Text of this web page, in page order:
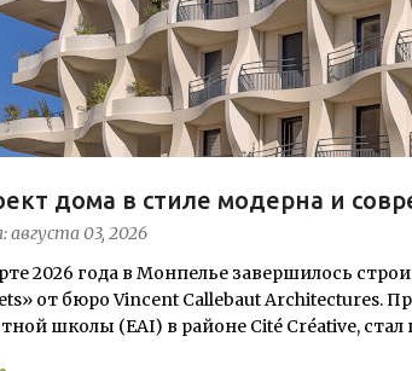
дома в стиле модерна и
августа 03, 2026
2026 года в Монпелье завершилось
от бюро Vincent Callebaut Architectures.
школы (EAI) в районе Cité Créative,